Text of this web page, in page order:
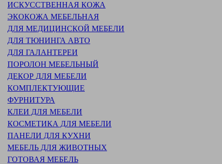
ИСКУССТВЕННАЯ КОЖА
ЭКОКОЖА МЕБЕЛЬНАЯ
ДЛЯ МЕДИЦИНСКОЙ МЕБЕЛИ
ДЛЯ ТЮНИНГА АВТО
ДЛЯ ГАЛАНТЕРЕИ
ПОРОЛОН МЕБЕЛЬНЫЙ
ДЕКОР ДЛЯ МЕБЕЛИ
КОМПЛЕКТУЮЩИЕ
ФУРНИТУРА
КЛЕИ ДЛЯ МЕБЕЛИ
КОСМЕТИКА ДЛЯ МЕБЕЛИ
ПАНЕЛИ ДЛЯ КУХНИ
МЕБЕЛЬ ДЛЯ ЖИВОТНЫХ
ГОТОВАЯ МЕБЕЛЬ